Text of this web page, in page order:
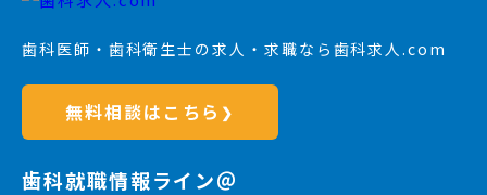
歯科医師・歯科衛生士の求人・求職なら歯科求人.com
無料相談はこちら ❯
歯科就職情報ライン＠